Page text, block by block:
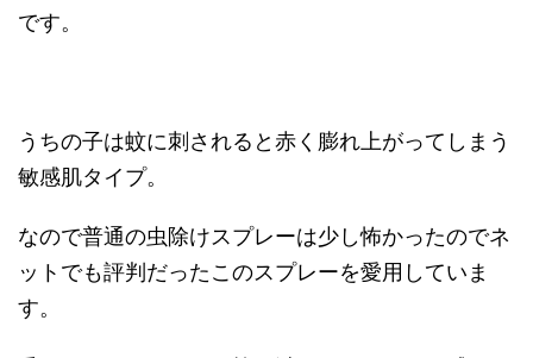
です。
うちの子は蚊に刺されると赤く膨れ上がってしまう
敏感肌タイプ。
なので普通の虫除けスプレーは少し怖かったのでネ
ットでも評判だったこのスプレーを愛用していま
す。